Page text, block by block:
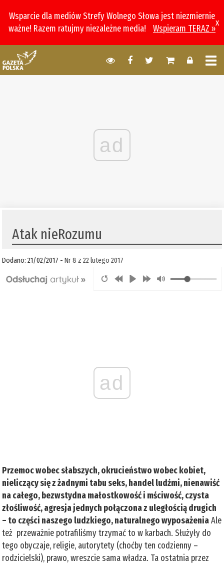
Wsparcie dla mediów Strefy Wolnego Słowa jest niezmiernie
ważne! Razem ratujmy niezależne media!
Wspieram TERAZ »
x
ad
Atak nieRozumu
Dodano: 21/02/2017 -Nr 8 z 22 lutego 2017
ad
Przemoc wobec słabszych, okrucieństwo wobec kobiet,
nieliczący się z żadnymi tabu seks, handel ludźmi, nienawiść
na całego, bezwstydna małostkowość i mściwość, czysta
złośliwość, agresja jednych połączona z uległością drugich
– to części naszego ludzkiego, naturalnego wyposażeniaAle
też przeważnie potrafiliśmy trzymać to w karbach. Służyły do
tego obyczaje, religie, autorytety (choćby ten codzienny –
rodzicielski), prawo, wreszcie sama władza. Ta ostatnia przez